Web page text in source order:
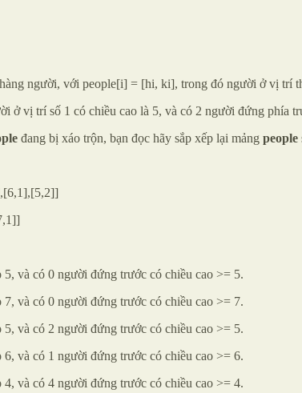
người, với people[i] = [hi, ki], trong đó người ở vị trí
ở vị trí số 1 có chiều cao là 5, và có 2 người đứng phía
đang bị xáo trộn, bạn đọc hãy sắp xếp lại mảng people
và có 0 người đứng trước có chiều cao >= 5.
và có 0 người đứng trước có chiều cao >= 7.
và có 2 người đứng trước có chiều cao >= 5.
và có 1 người đứng trước có chiều cao >= 6.
và có 4 người đứng trước có chiều cao >= 4.